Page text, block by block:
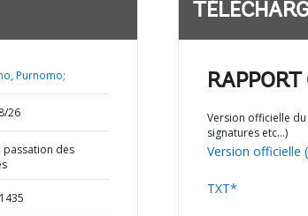
Purnomo;
26
passation des
RAPPORT
Version officielle
signatures etc…)
Version officielle
TXT*